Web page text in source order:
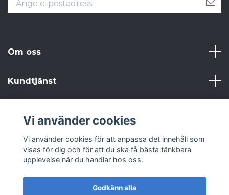
Om oss
Kundtjänst
Sociala medier
Vi använder cookies
Vi använder cookies för att anpassa det innehåll som
visas för dig och för att du ska få bästa tänkbara
upplevelse när du handlar hos oss.
Godkänn alla